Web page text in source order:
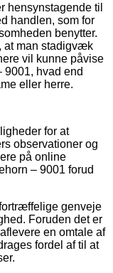
hensynstagende til
handlen, som for
benytter.
at man stadigvæk
vil kunne påvise
hvad end
eller herre.
for at
observationer og
på online
– 9001 forud
genveje
Foruden det er
en omtale af
fordel af til at